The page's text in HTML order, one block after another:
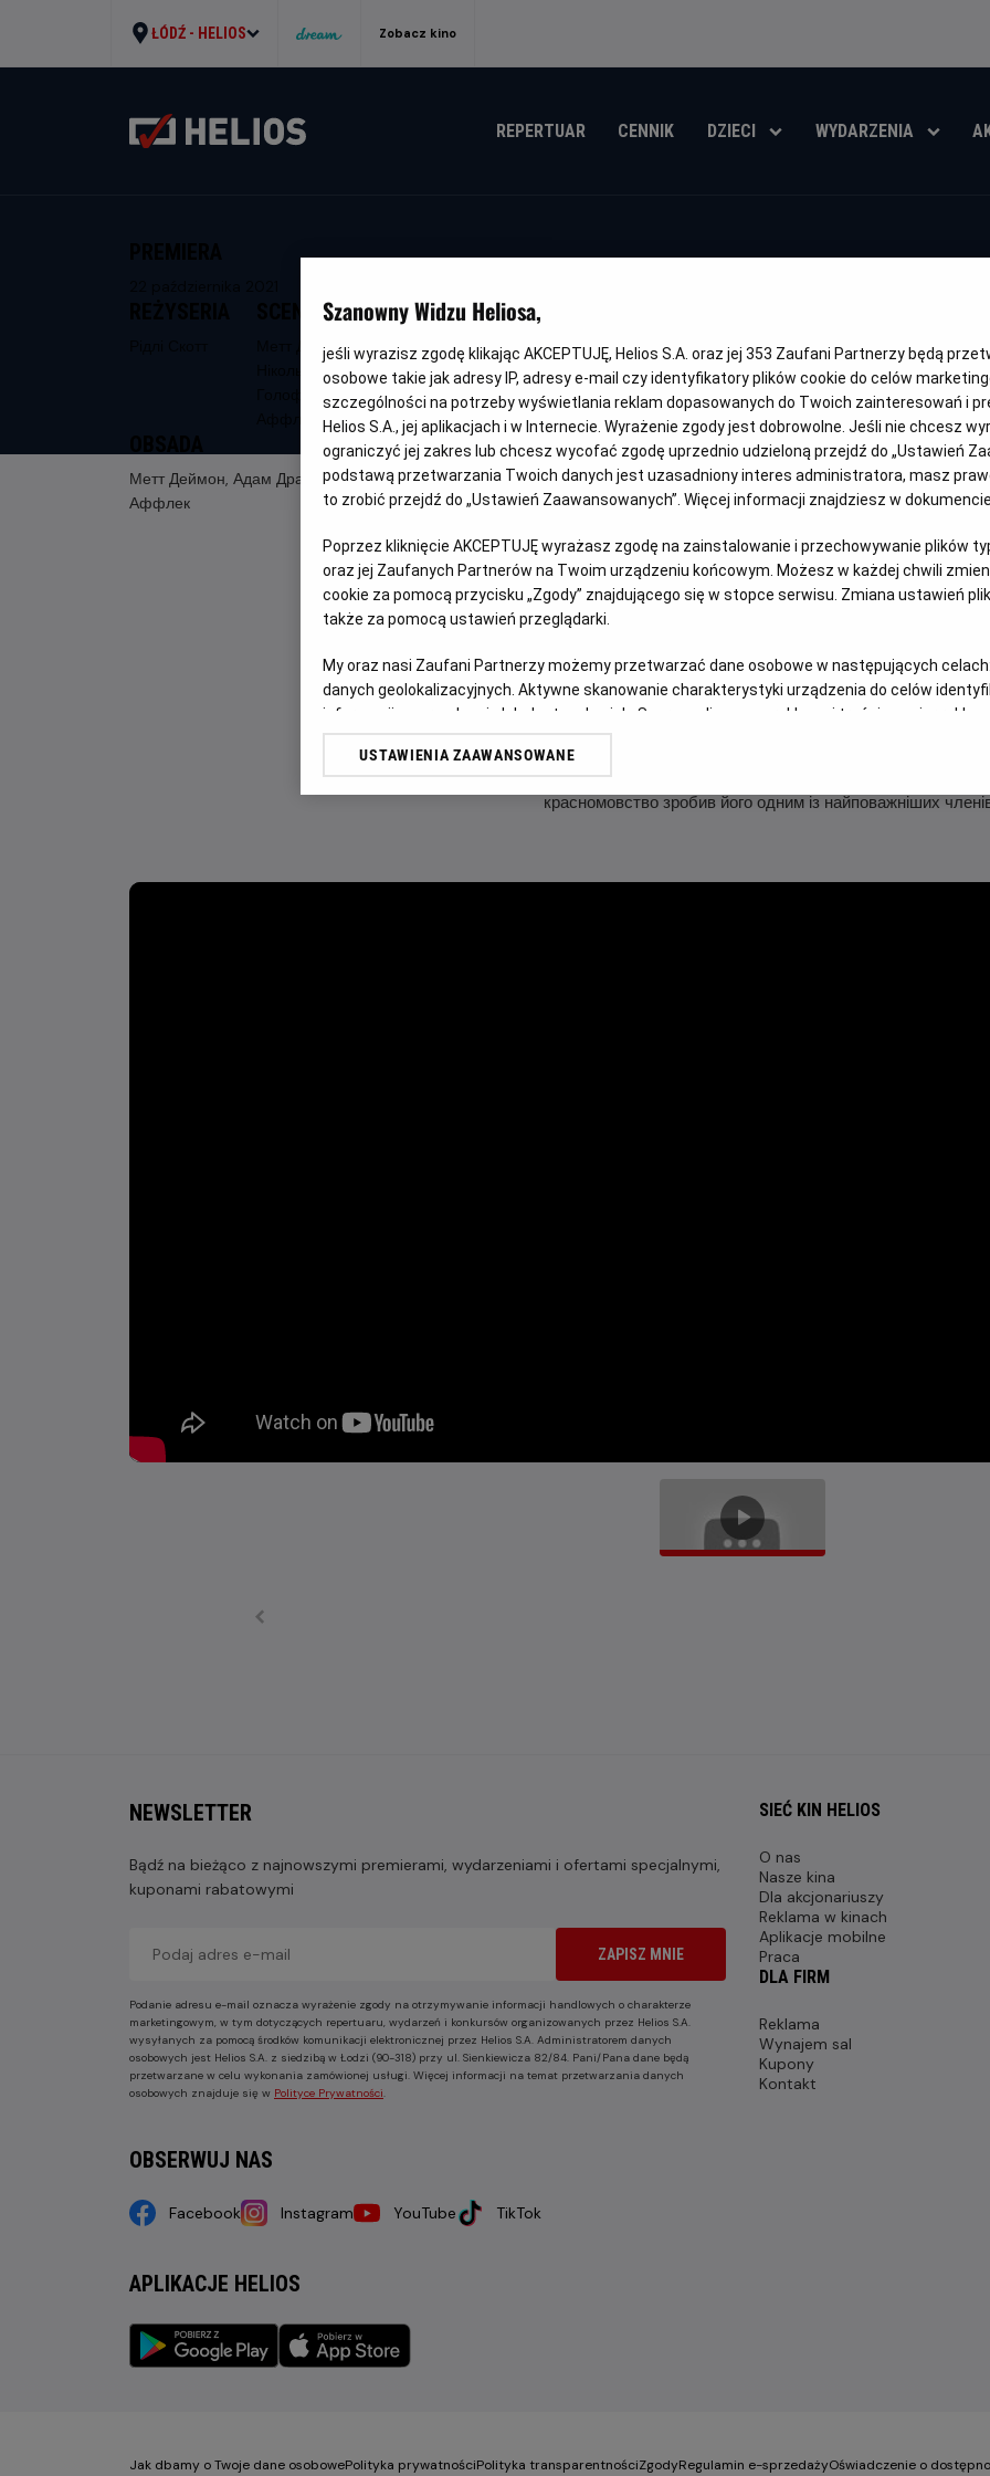
ŁÓDŹ - HELIOS Zobacz kino
REPERTUAR CENNIK DZIECI WYDARZENIA
Oryginalny
tytuł
The Last Duel Gatunek
Dramat
Minimalny
wiek
Od 15 lat Czas
trwania
152 min
Kraj
i
rok
produkcji
USA
OBSERWUJ
SCENARIUSZ
Метт Деймон,
Голофценер, Бен
Метт Деймон, Адам Драйвер, Бен
Аффлек
OPIS FILMU
Епос «Остання дуель» – історична драма, що спонукає
відбуваються на тлі Столітньої війни, та розкриває
та відважність однієї жінки, яка готова стати проти
реальних подіях, проливає світло на давні припущення
Жаном де Карружем та Жаком Ле Ґрі, колишніми друзями,
знаний своєю відвагою та майстерністю на полі бою. Ле
красномовство зробив його одним із найповажніших
NEWSLETTER
Bądź na bieżąco z najnowszymi premierami, wydarzeniami i ofertami specjalnymi,
kuponami rabatowymi
ZAPISZ MNIE
Podanie adresu e-mail oznacza wyrażenie zgody na otrzymywanie informacji handlowych o charakterze
marketingowym, w tym dotyczących repertuaru, wydarzeń i konkursów organizowanych przez Helios S.A.
wysyłanych za pomocą środków komunikacji elektronicznej przez Helios S.A. Administratorem danych
osobowych jest Helios S.A. z siedzibą w Łodzi (90-318) przy ul. Sienkiewicza 82/84. Pani/Pana dane będą
przetwarzane w celu wykonania zamówionej usługi. Więcej informacji na temat przetwarzania danych
osobowych znajduje się w Polityce Prywatności.
OBSERWUJ NAS
Facebook Instagram YouTube TikTok
APLIKACJE HELIOS
SIEĆ KIN HELIOS
O nas
Nasze kina
Dla akcjonariuszy
Reklama w kinach
Aplikacje mobilne
Praca
DLA FIRM
Reklama
Wynajem sal
Kupony
Kontakt
Jak dbamy o Twoje dane osobowePolityka prywatnościPolityka transparentnościZgodyRegulamin e-sprzedażyOświadczenie o
Szanowny Widzu Heliosa,
jeśli wyrazisz zgodę klikając AKCEPTUJĘ, Helios S.A. oraz jej 353 Zaufani Partnerzy będą
osobowe takie jak adresy IP, adresy e-mail czy identyfikatory plików cookie do celów
szczególności na potrzeby wyświetlania reklam dopasowanych do Twoich zainteresowań i
Helios S.A., jej aplikacjach i w Internecie. Wyrażenie zgody jest dobrowolne. Jeśli nie chcesz
ograniczyć jej zakres lub chcesz wycofać zgodę uprzednio udzieloną przejdź do „Ustawień
podstawą przetwarzania Twoich danych jest uzasadniony interes administratora, masz
to zrobić przejdź do „Ustawień Zaawansowanych”. Więcej informacji znajdziesz w dokumencie
Poprzez kliknięcie AKCEPTUJĘ wyrażasz zgodę na zainstalowanie i przechowywanie plików
oraz jej Zaufanych Partnerów na Twoim urządzeniu końcowym. Możesz w każdej chwili
cookie za pomocą przycisku „Zgody” znajdującego się w stopce serwisu. Zmiana ustawień
także za pomocą ustawień przeglądarki.
My oraz nasi Zaufani Partnerzy możemy przetwarzać dane osobowe w następujących celach:
danych geolokalizacyjnych. Aktywne skanowanie charakterystyki urządzenia do celów
informacji na urządzeniu lub dostęp do nich. Spersonalizowane reklamy i treści, pomiar reklam
odbiorców i ulepszanie usług.
USTAWIENIA ZAAWANSOWANE